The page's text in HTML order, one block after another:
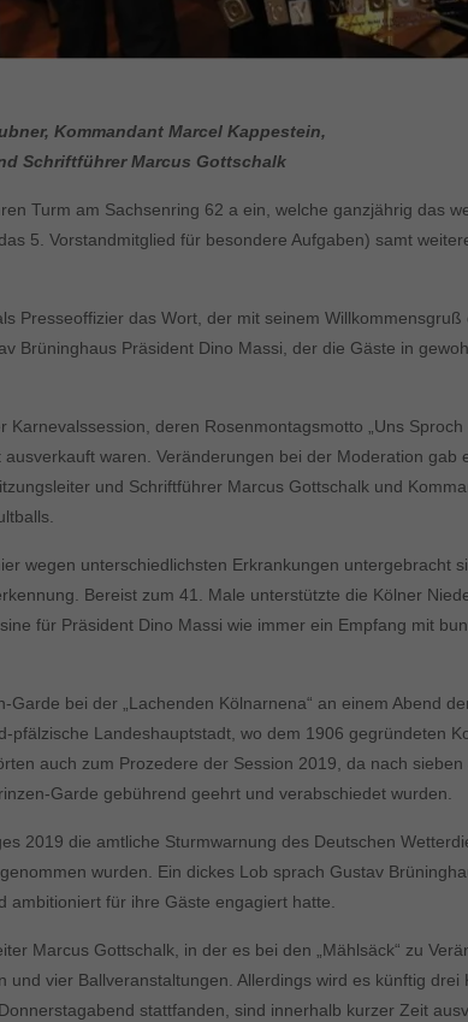
Kommandant Marcel Kappestein,
Schriftführer Marcus Gottschalk
Turm am Sachsenring 62 a ein, welche ganzjährig das
5. Vorstandmitglied für besondere Aufgaben) samt
Presseoffizier das Wort, der mit seinem Willkommensgruß
Präsident Dino Massi, der die Gäste in
deren Rosenmontagsmotto „Uns
waren. Veränderungen bei der Moderation gab
und Schriftführer Marcus Gottschalk und
wegen unterschiedlichsten Erkrankungen untergebracht
Bereist zum 41. Male unterstützte die Kölner
für Präsident Dino Massi wie immer ein Empfang mit
bei der „Lachenden Kölnarnena“ an einem Abend
Landeshauptstadt, wo dem 1906 gegründeten
auch zum Prozedere der Session 2019, da nach
Garde gebührend geehrt und verabschiedet wurden.
2019 die amtliche Sturmwarnung des Deutschen
wurden. Ein dickes Lob sprach Gustav
ambitioniert für ihre Gäste engagiert hatte.
Marcus Gottschalk, in der es bei den „Mählsäck“ zu
vier Ballveranstaltungen. Allerdings wird es künftig drei
stattfanden, sind innerhalb kurzer Zeit